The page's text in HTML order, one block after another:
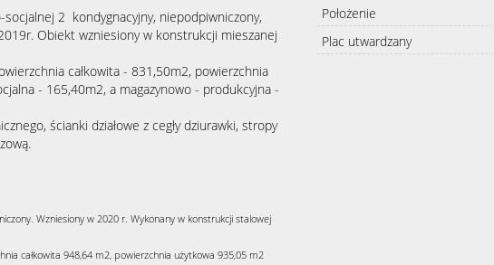
2 kondygnacyjny, niepodpiwniczony,
Obiekt wzniesiony w konstrukcji mieszanej
całkowita - 831,50m2, powierzchnia
- 165,40m2, a magazynowo - produkcyjna -
ścianki działowe z cegły dziurawki, stropy
Wzniesiony w 2020 r. Wykonany w konstrukcji stalowej
całkowita 948,64 m2, powierzchnia użytkowa 935,05 m2
Położenie
Plac utwardzany